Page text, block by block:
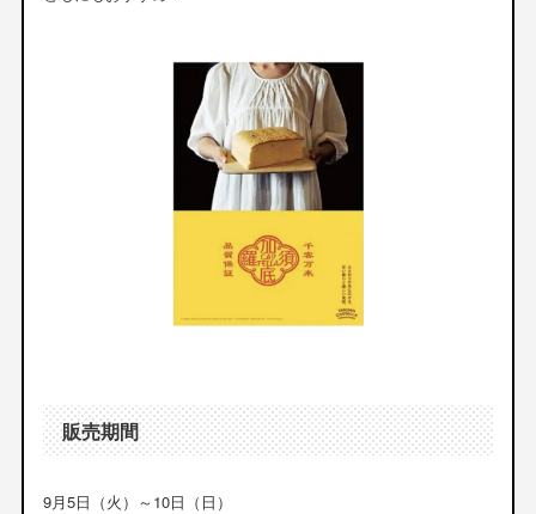
販売期間
9月5日（火）～10日（日）